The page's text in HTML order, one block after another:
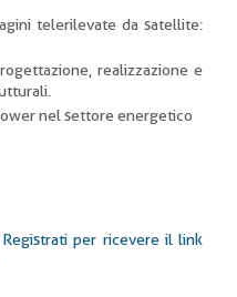
telerilevate da satellite:
realizzazione e
nel settore energetico
Registrati per ricevere il link